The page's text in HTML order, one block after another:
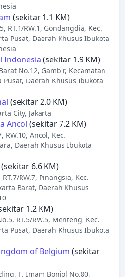
(sekitar 1.1 KM)
RT.1/RW.1, Gondangdia, Kec.
Pusat, Daerah Khusus Ibukota
Indonesia (sekitar 1.9 KM)
No.12, Gambir, Kecamatan
Pusat, Daerah Khusus Ibukota
(sekitar 2.0 KM)
City, Jakarta
Ancol (sekitar 7.2 KM)
RW.10, Ancol, Kec.
Daerah Khusus Ibukota
(sekitar 6.6 KM)
RW.7, Pinangsia, Kec.
Barat, Daerah Khusus
1.2 KM)
RT.5/RW.5, Menteng, Kec.
Pusat, Daerah Khusus Ibukota
of Belgium (sekitar
Jl. Imam Bonjol No.80,